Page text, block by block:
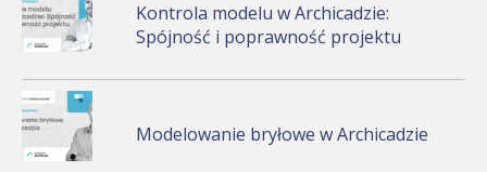
Kontrola modelu w Archicadzie:
Spójność i poprawność projektu
Modelowanie bryłowe w Archicadzie